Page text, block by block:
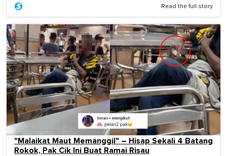
Read the full story
"Malaikat Maut Memanggil" – Hisap Sekali 4 Batang
Rokok, Pak Cik Ini Buat Ramai Risau